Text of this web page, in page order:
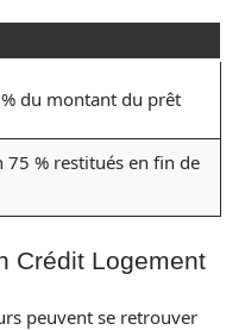
du montant du prêt
75 % restitués en fin de
Crédit Logement
peuvent se retrouver